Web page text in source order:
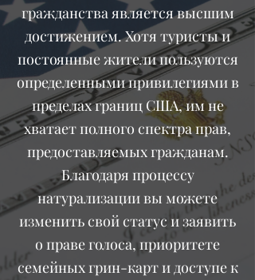
гражданства является высшим
достижением. Хотя туристы и
постоянные жители пользуются
определенными привилегиями в
пределах границ США, им не
хватает полного спектра прав,
предоставляемых гражданам.
Благодаря процессу
натурализации вы можете
изменить свой статус и заявить
о праве голоса, приоритете
семейных грин-карт и доступе к